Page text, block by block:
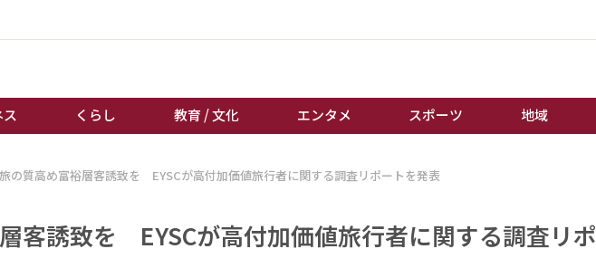
くらし 教育 / 文化 エンタメ スポーツ 地域
経済 / ビジネス
教育 / 文化
誰もが輝いて働く社会へ
オートレース
旅の質高め富裕層客誘致を EYSCが高付加価値旅行者に関する調査リポートを発表
客誘致を EYSCが高付加価値旅行者に関する調査リポ